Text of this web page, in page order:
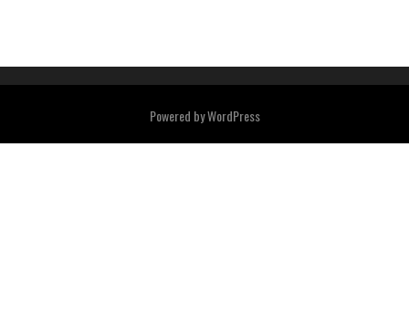
Powered byWordPress